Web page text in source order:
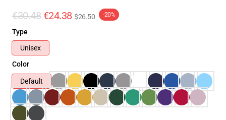
€30.48 €24.38 $26.50 -20%
Type
Unisex
Color
Default